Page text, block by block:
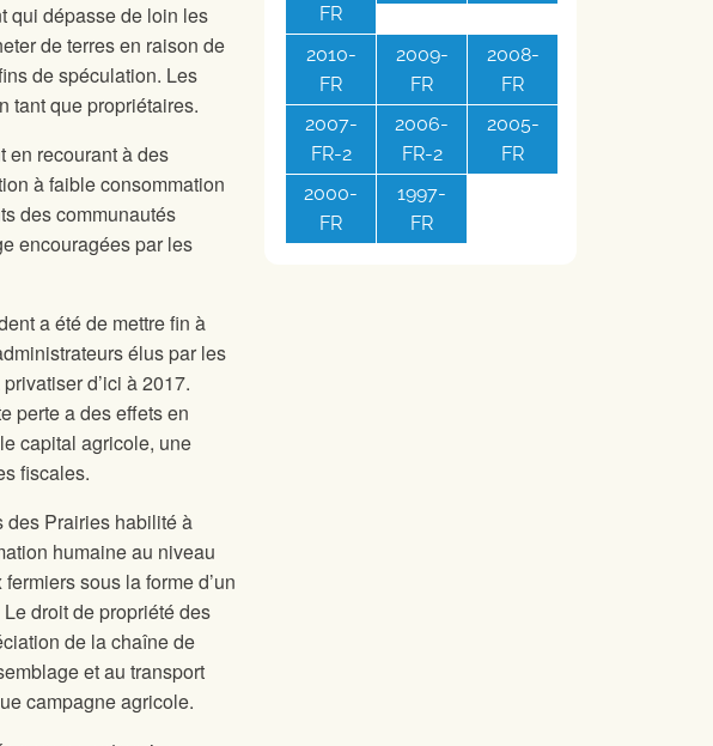
qui dépasse de loin les
de terres en raison de
de spéculation. Les
tant que propriétaires.
en recourant à des
à faible consommation
des communautés
encouragées par les
a été de mettre fin à
élus par les
d’ici à 2017.
perte a des effets en
capital agricole, une
fiscales.
des Prairies habilité à
humaine au niveau
sous la forme d’un
droit de propriété des
de la chaîne de
et au transport
campagne agricole.
FR
2010-
FR
2009-
FR
2008-
FR
2007-
FR-2
2006-
FR-2
2005-
FR
2000-
FR
1997-
FR